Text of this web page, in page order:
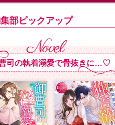
部ピックアップ
司の執着溺愛で骨抜きに…♡